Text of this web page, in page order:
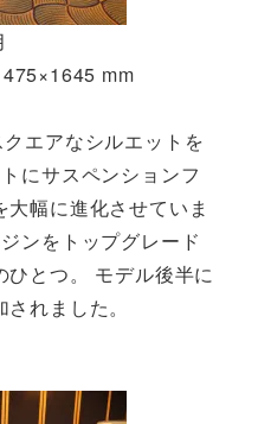
mm
エアなシルエットを
にサスペンションフ
幅に進化させていま
ンをトップグレード
とつ。 モデル後半に
されました。